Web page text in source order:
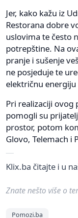
Jer, kako kažu iz
Restorana dobre
uslovima te često
potrepštine. Na
pranje i sušenje
ne posjeduje te
električnu energiju
Pri realizaciji ovog
pomogli su
prostor, potom
Glovo, Telemach i
Klix.ba čitajte i u
Znate nešto više o
Pomozi.ba